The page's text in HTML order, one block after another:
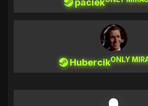
paciek
HubercikONLY